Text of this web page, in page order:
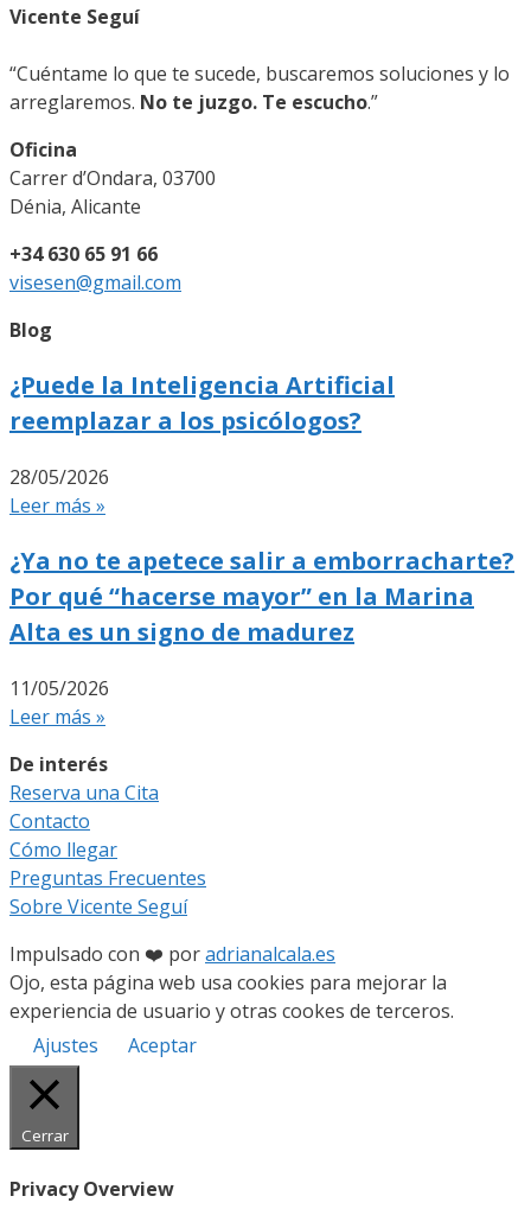
Vicente Seguí
“Cuéntame lo que te sucede, buscaremos soluciones y lo
arreglaremos. No te juzgo. Te escucho.”
Oficina
Carrer d’Ondara, 03700
Dénia, Alicante
+34 630 65 91 66
visesen@gmail.com
Blog
¿Puede la Inteligencia Artificial
reemplazar a los psicólogos?
28/05/2026
Leer más »
¿Ya no te apetece salir a emborracharte?
Por qué “hacerse mayor” en la Marina
Alta es un signo de madurez
11/05/2026
Leer más »
De interés
Reserva una Cita
Contacto
Cómo llegar
Preguntas Frecuentes
Sobre Vicente Seguí
Impulsado con ❤️ poradrianalcala.es
Ojo, esta página web usa cookies para mejorar la
experiencia de usuario y otras cookes de terceros.
Ajustes
Aceptar
Cerrar
Privacy Overview